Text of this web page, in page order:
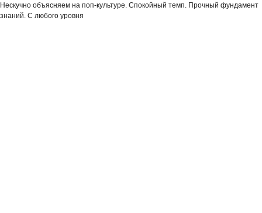
Нескучно объясняем на поп-культуре. Спокойный темп. Прочный фундамент
знаний. С любого уровня